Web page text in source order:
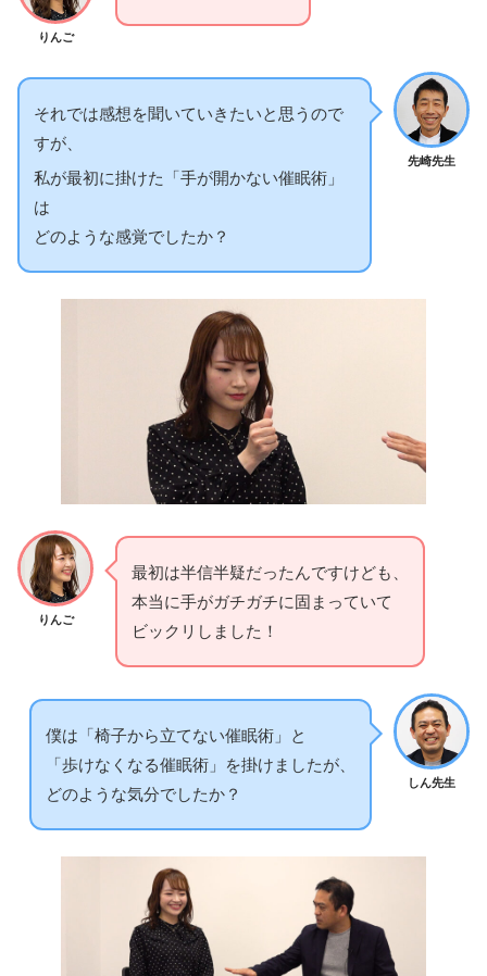
りんご
先崎先生
それでは感想を聞いていきたいと思うので
すが、
私が最初に掛けた「手が開かない催眠術」
は
どのような感覚でしたか？
りんご
最初は半信半疑だったんですけども、
本当に手がガチガチに固まっていて
ビックリしました！
しん先生
僕は「椅子から立てない催眠術」と
「歩けなくなる催眠術」を掛けましたが、
どのような気分でしたか？